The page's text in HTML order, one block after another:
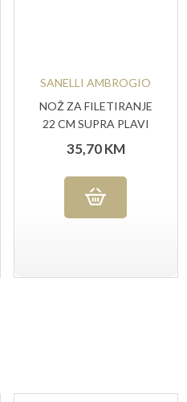
SANELLI AMBROGIO
NOŽ ZA FILETIRANJE
22 CM SUPRA PLAVI
35,70KM